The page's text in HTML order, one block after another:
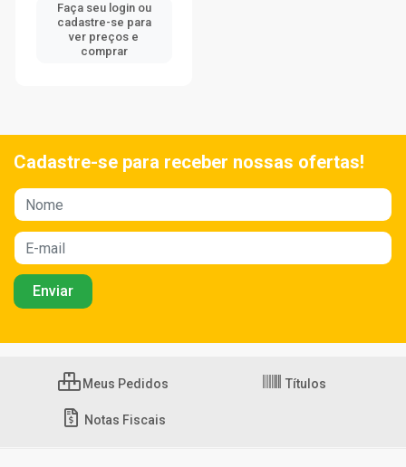
Faça seu login ou
cadastre-se para
ver preços e
comprar
Cadastre-se para receber nossas ofertas!
Meus Pedidos Títulos
Notas Fiscais